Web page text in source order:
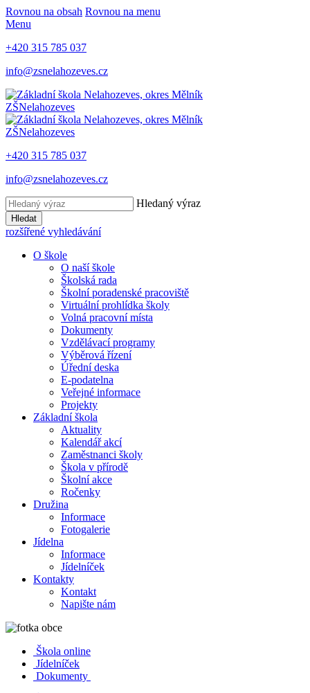
Rovnou na obsah Rovnou na menu
Menu
+420 315 785 037
info@zsnelahozeves.cz
ZŠNelahozeves
ZŠNelahozeves
+420 315 785 037
info@zsnelahozeves.cz
Hledaný výraz
Hledat
rozšířené vyhledávání
O škole
O naší škole
Školská rada
Školní poradenské pracoviště
Virtuální prohlídka školy
Volná pracovní místa
Dokumenty
Vzdělávací programy
Výběrová řízení
Úřední deska
E-podatelna
Veřejné informace
Projekty
Základní škola
Aktuality
Kalendář akcí
Zaměstnanci školy
Škola v přírodě
Školní akce
Ročenky
Družina
Informace
Fotogalerie
Jídelna
Informace
Jídelníček
Kontakty
Kontakt
Napište nám
Škola online
Jídelníček
Dokumenty